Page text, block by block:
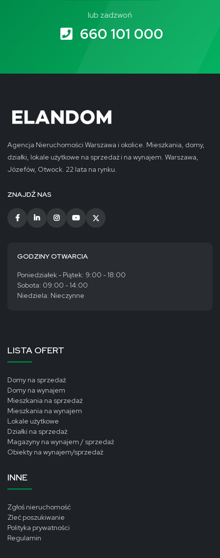
lub zadzwoń
660 101 000
Agencja Nieruchomości Warszawa i okolice. Mieszkania, domy,
działki, lokale użytkowe na sprzedaż i na wynajem. Warszawa,
Józefów, Otwock. 22 lata na rynku.
ZNAJDŹ NAS
GODZINY OTWARCIA
Poniedziałek - Piątek: 9:00 - 18:00
Sobota: 09:00 - 14:00
Niedziela: Nieczynne
LISTA OFERT
Domy na sprzedaż
Domy na wynajem
Mieszkania na sprzedaż
Mieszkania na wynajem
Lokale użytkowe
Działki na sprzedaż
Magazyny na wynajem / sprzedaż
Obiekty na wynajem/sprzedaż
INNE
Zgłoś nieruchomość
Zleć poszukiwanie
Polityka prywatności
Regulamin